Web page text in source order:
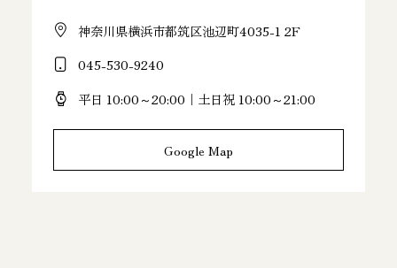
神奈川県横浜市都筑区池辺町4035-1 2F
045-530-9240
平日 10:00～20:00｜土日祝 10:00～21:00
Google Map